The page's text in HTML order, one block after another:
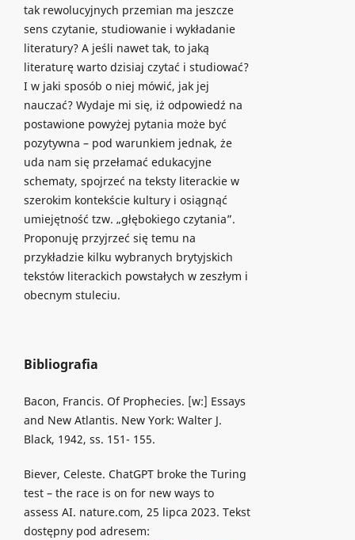
tak rewolucyjnych przemian ma jeszcze
sens czytanie, studiowanie i wykładanie
literatury? A jeśli nawet tak, to jaką
literaturę warto dzisiaj czytać i studiować?
I w jaki sposób o niej mówić, jak jej
nauczać? Wydaje mi się, iż odpowiedź na
postawione powyżej pytania może być
pozytywna – pod warunkiem jednak, że
uda nam się przełamać edukacyjne
schematy, spojrzeć na teksty literackie w
szerokim kontekście kultury i osiągnąć
umiejętność tzw. „głębokiego czytania”.
Proponuję przyjrzeć się temu na
przykładzie kilku wybranych brytyjskich
tekstów literackich powstałych w zeszłym i
obecnym stuleciu.
Bibliografia
Bacon, Francis. Of Prophecies. [w:] Essays
and New Atlantis. New York: Walter J.
Black, 1942, ss. 151- 155.
Biever, Celeste. ChatGPT broke the Turing
test – the race is on for new ways to
assess AI. nature.com, 25 lipca 2023. Tekst
dostępny pod adresem: